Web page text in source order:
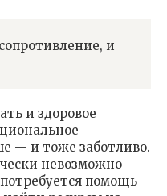
и
и здоровое
— и тоже заботливо.
невозможно
помощь